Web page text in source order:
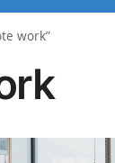
work”